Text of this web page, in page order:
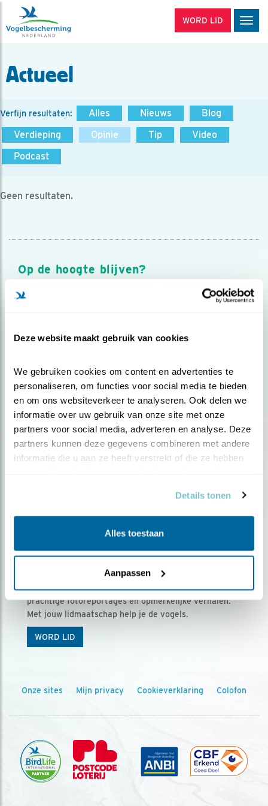
Deze website maakt gebruik van cookies
We gebruiken cookies om content en advertenties te
personaliseren, om functies voor social media te bieden
en om ons websiteverkeer te analyseren. Ook delen we
informatie over uw gebruik van onze site met onze
partners voor social media, adverteren en analyse. Deze
partners kunnen deze gegevens combineren met andere
informatie die u aan ze heeft verstrekt of die ze hebben
Details tonen
Alles toestaan
Aanpassen
WORD LID
Actueel
Verfijn resultaten: Alles Nieuws
Blog
Verdieping
Opinie Tip
Video
Podcast
Geen resultaten.
Op de hoogte blijven?
Meld je aan en ontvang nieuws, inspiratie, acties en tips
over vogels en activiteiten van Vogelbescherming.
Ontvang 5 x Vogels voor € 36,00 per jaar
Vogels is het tijdschrift voor onze leden, met
prachtige fotoreportages en opmerkelijke verhalen.
Met jouw lidmaatschap help je de vogels.
WORD LID
Onze sites Mijn privacy Cookieverklaring Colofon